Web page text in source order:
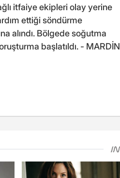
itfaiye ekipleri olay yerine
ettiği söndürme
alındı. Bölgede soğutma
başlatıldı. - MARDİN